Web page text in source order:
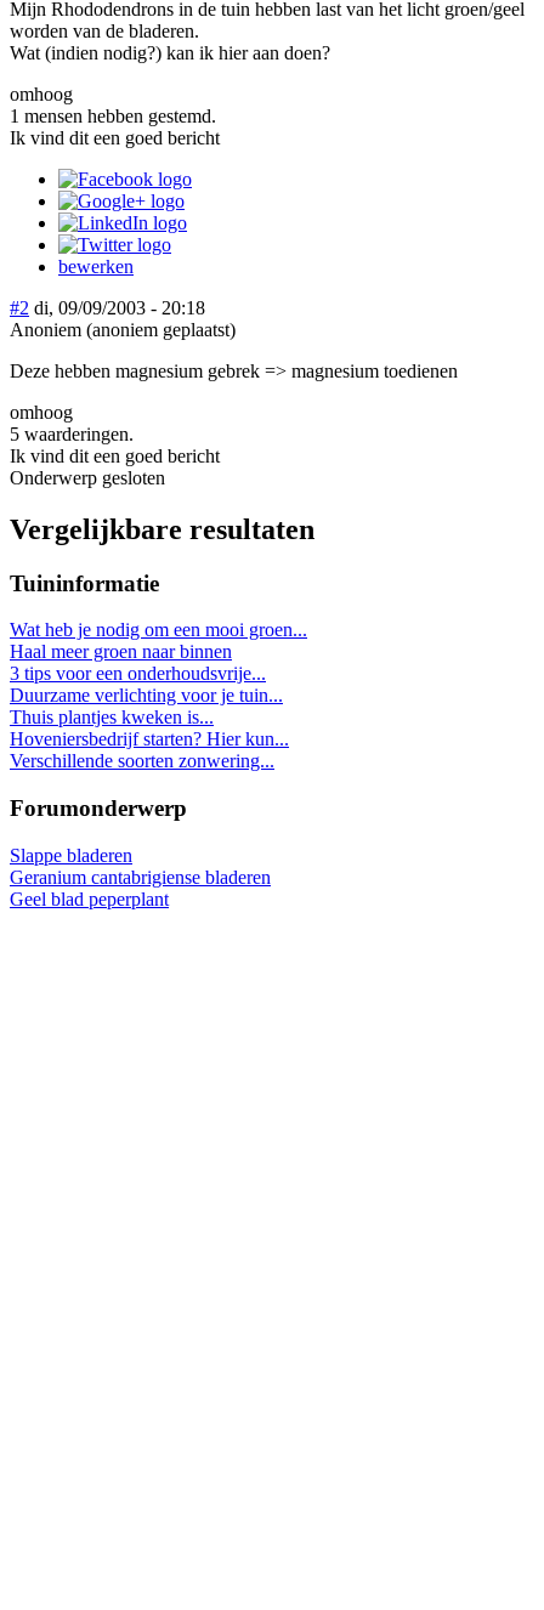
Mijn Rhododendrons in de tuin hebben last van het licht groen/geel
worden van de bladeren.
Wat (indien nodig?) kan ik hier aan doen?
omhoog
1 mensen hebben gestemd.
Ik vind dit een goed bericht
bewerken
#2 di, 09/09/2003 - 20:18
Anoniem (anoniem geplaatst)
Deze hebben magnesium gebrek => magnesium toedienen
omhoog
5 waarderingen.
Ik vind dit een goed bericht
Onderwerp gesloten
Vergelijkbare resultaten
Tuininformatie
Wat heb je nodig om een mooi groen...
Haal meer groen naar binnen
3 tips voor een onderhoudsvrije...
Duurzame verlichting voor je tuin...
Thuis plantjes kweken is...
Hoveniersbedrijf starten? Hier kun...
Verschillende soorten zonwering...
Forumonderwerp
Slappe bladeren
Geranium cantabrigiense bladeren
Geel blad peperplant